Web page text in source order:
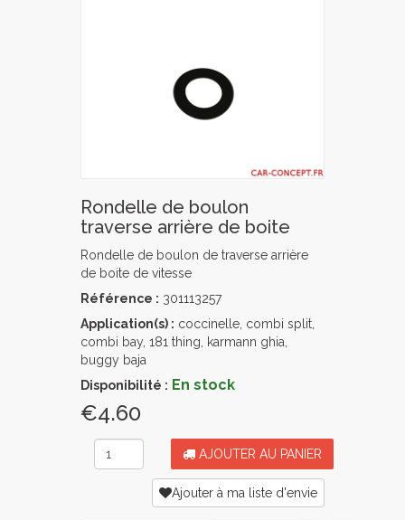
Rondelle de boulon
traverse arrière de boite
Rondelle de boulon de traverse arrière
de boite de vitesse
Référence : 301113257
Application(s) : coccinelle, combi split,
combi bay, 181 thing, karmann ghia,
buggy baja
Disponibilité : En stock
€4.60
AJOUTER AU PANIER
Ajouter à ma liste d'envie